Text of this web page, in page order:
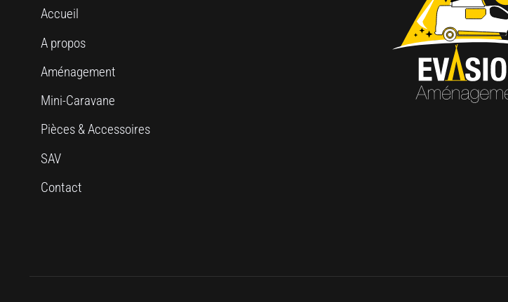
Accueil
A propos
Aménagement
Mini-Caravane
Pièces & Accessoires
SAV
Contact